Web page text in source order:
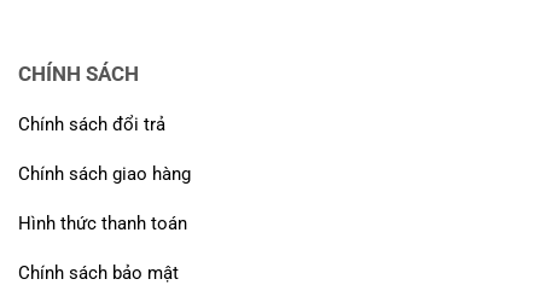
CHÍNH SÁCH
Chính sách đổi trả
Chính sách giao hàng
Hình thức thanh toán
Chính sách bảo mật